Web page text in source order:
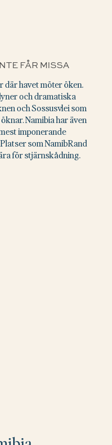
FÅR MISSA
där havet möter öken.
och dramatiska
och Sossusvlei som
Namibia har även
imponerande
som NamibRand
för stjärnskådning.